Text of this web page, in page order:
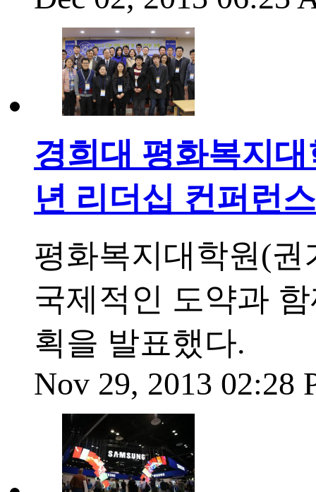
경희대 평화복지
년 리더십 컨퍼런스
평화복지대학원(권
국제적인 도약과
획을 발표했다.
Nov 29, 2013 02:28